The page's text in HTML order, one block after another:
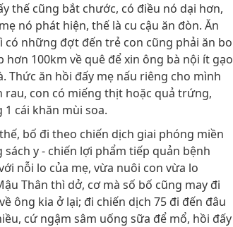
thế cũng bắt chước, có điều nó dại hơn,
nó phát hiện, thế là cu cậu ăn đòn. Ăn
có những đợt đến trẻ con cũng phải ăn bo
hơn 100km về quê để xin ông bà nội ít gạo
Thức ăn hồi đấy mẹ nấu riêng cho mình
rau, con có miếng thịt hoặc quả trứng,
cái khăn mùi soa.
bố đi theo chiến dịch giai phóng miền
y - chiến lợi phẩm tiếp quản bệnh
nỗi lo của mẹ, vừa nuôi con vừa lo
Thân thì dở, cơ mà số bố cũng may đi
ông kia ở lại; đi chiến dịch 75 đi đến đâu
cứ ngậm sâm uống sữa để mổ, hồi đấy